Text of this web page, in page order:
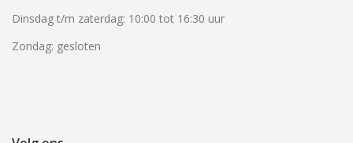
Dinsdag t/m zaterdag: 10:00 tot 16:30 uur
Zondag: gesloten